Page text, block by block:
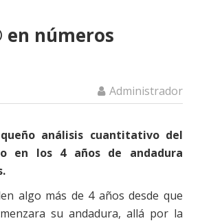
números
análisis cuantitativo del
en los 4 años de andadura
algo más de 4 años desde que
su andadura, allá por la
Administrador